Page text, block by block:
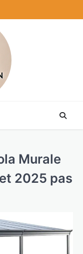
Murale
2025 pas